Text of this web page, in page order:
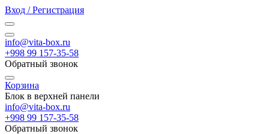
Вход / Регистрация
info@vita-box.ru
+998 99 157-35-58
Обратный звонок
Корзина
Блок в верхней панели
info@vita-box.ru
+998 99 157-35-58
Обратный звонок